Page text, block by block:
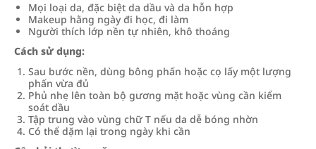
Mọi loại da, đặc biệt da dầu và da hỗn hợp
Makeup hằng ngày đi học, đi làm
Người thích lớp nền tự nhiên, khô thoáng
Cách sử dụng:
Sau bước nền, dùng bông phấn hoặc cọ lấy một lượng
phấn vừa đủ
Phủ nhẹ lên toàn bộ gương mặt hoặc vùng cần kiểm
soát dầu
Tập trung vào vùng chữ T nếu da dễ bóng nhờn
Có thể dặm lại trong ngày khi cần